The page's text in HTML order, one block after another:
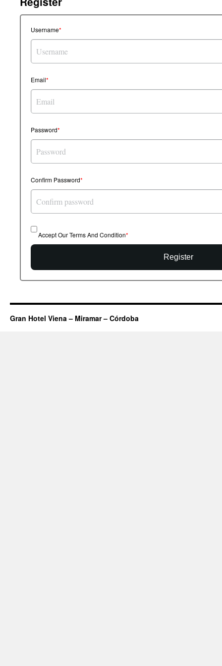
Username
Email
Password
Confirm Password
Accept Our Terms And Condition
Register
Gran Hotel Viena – Miramar – Córdoba